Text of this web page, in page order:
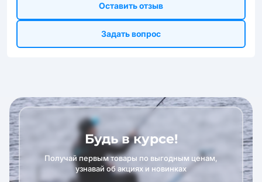
Оставить отзыв
Задать вопрос
Будь в курсе!
Получай первым товары по выгодным ценам,
узнавай об акциях и новинках